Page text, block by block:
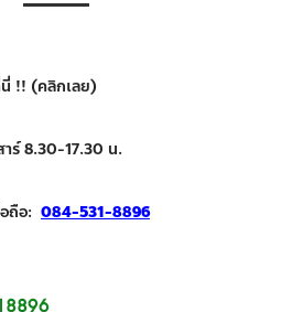
!! (คลิกเลย)
าร์ 8.30-17.30 น.
ถือ: 084-531-8896